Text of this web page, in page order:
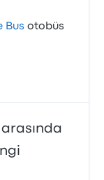
Bus otobüs